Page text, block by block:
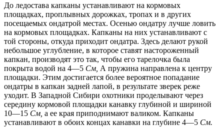
До ледостава капканы устанавливают на кормовых
площадках, проплывных дорожках, тропах и в других
посещаемых ондатрой местах. Осенью ондатру лучше ловить
на кормовых площадках. Капканы на них устанавливают с
той стороны, откуда приходит ондатра. Здесь делают рукой
небольшое углубление, в которое ставят настороженный
капкан, производят это так, чтобы его тарелочка была
покрыта водой на 4—5 См, А пружина направлена к центру
площадки. Этим достигается более вероятное попадание
ондатры в капкан задней лапой, в результате зверек реже
уходит. В Западной Сибири охотники проделывают через
середину кормовой площадки канавку глубиной и шириной
10—15 См, а ее края приподнимают валиком. Капканы
устанавливают в обоих концах канавки на глубине 4—5 См.